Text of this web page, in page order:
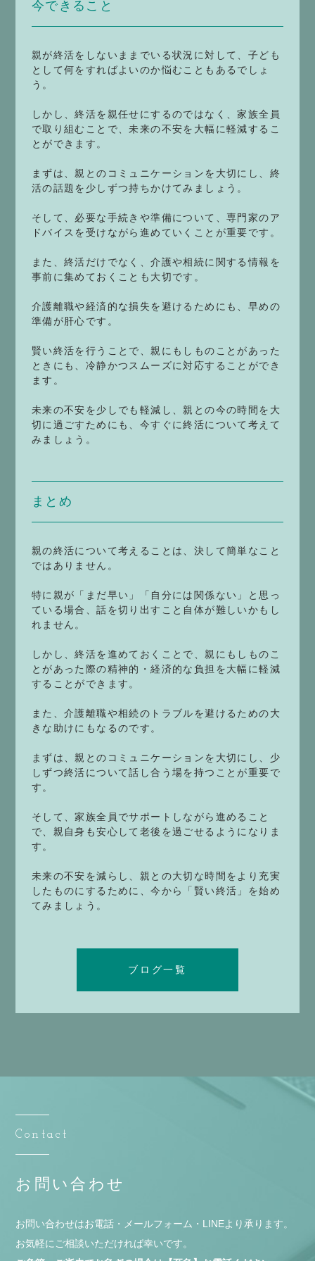
今できること
親が終活をしないままでいる状況に対して、子ども
として何をすればよいのか悩むこともあるでしょ
う。
しかし、終活を親任せにするのではなく、家族全員
で取り組むことで、未来の不安を大幅に軽減するこ
とができます。
まずは、親とのコミュニケーションを大切にし、終
活の話題を少しずつ持ちかけてみましょう。
そして、必要な手続きや準備について、専門家のア
ドバイスを受けながら進めていくことが重要です。
また、終活だけでなく、介護や相続に関する情報を
事前に集めておくことも大切です。
介護離職や経済的な損失を避けるためにも、早めの
準備が肝心です。
賢い終活を行うことで、親にもしものことがあった
ときにも、冷静かつスムーズに対応することができ
ます。
未来の不安を少しでも軽減し、親との今の時間を大
切に過ごすためにも、今すぐに終活について考えて
みましょう。
まとめ
親の終活について考えることは、決して簡単なこと
ではありません。
特に親が「まだ早い」「自分には関係ない」と思っ
ている場合、話を切り出すこと自体が難しいかもし
れません。
しかし、終活を進めておくことで、親にもしものこ
とがあった際の精神的・経済的な負担を大幅に軽減
することができます。
また、介護離職や相続のトラブルを避けるための大
きな助けにもなるのです。
まずは、親とのコミュニケーションを大切にし、少
しずつ終活について話し合う場を持つことが重要で
す。
そして、家族全員でサポートしながら進めること
で、親自身も安心して老後を過ごせるようになりま
す。
未来の不安を減らし、親との大切な時間をより充実
したものにするために、今から「賢い終活」を始め
てみましょう。
ブログ一覧
Contact
お問い合わせ
お問い合わせはお電話・メールフォーム・LINEより承ります。
お気軽にご相談いただければ幸いです。